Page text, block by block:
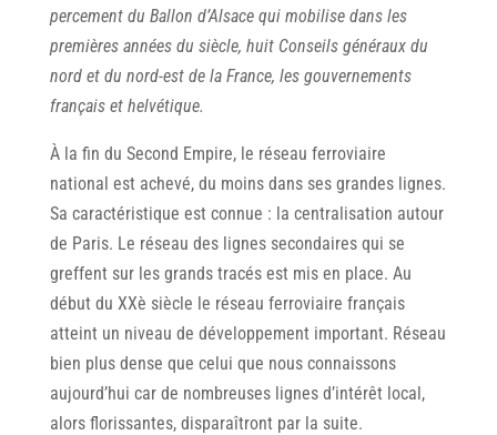
percement du Ballon d’Alsace qui mobilise dans les
premières années du siècle, huit Conseils généraux du
nord et du nord-est de la France, les gouvernements
français et helvétique.
À la fin du Second Empire, le réseau ferroviaire
national est achevé, du moins dans ses grandes lignes.
Sa caractéristique est connue : la centralisation autour
de Paris. Le réseau des lignes secondaires qui se
greffent sur les grands tracés est mis en place. Au
début du XXè siècle le réseau ferroviaire français
atteint un niveau de développement important. Réseau
bien plus dense que celui que nous connaissons
aujourd’hui car de nombreuses lignes d’intérêt local,
alors florissantes, disparaîtront par la suite.